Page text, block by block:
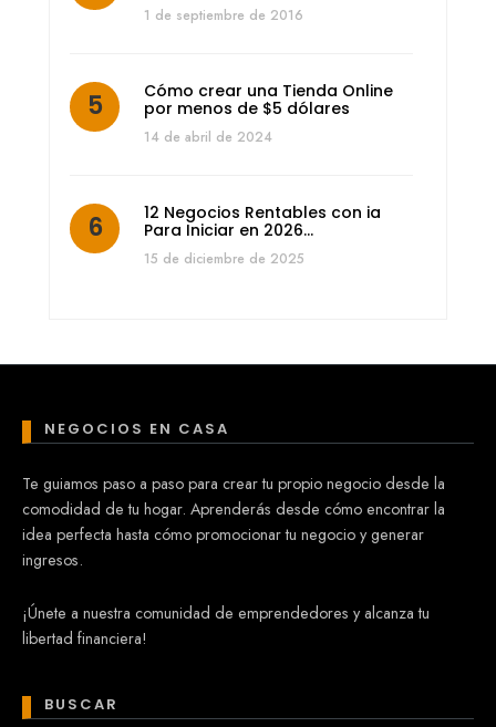
1 de septiembre de 2016
Cómo crear una Tienda Online
por menos de $5 dólares
14 de abril de 2024
12 Negocios Rentables con ia
Para Iniciar en 2026…
15 de diciembre de 2025
NEGOCIOS EN CASA
Te guiamos paso a paso para crear tu propio negocio desde la
comodidad de tu hogar. Aprenderás desde cómo encontrar la
idea perfecta hasta cómo promocionar tu negocio y generar
ingresos.
¡Únete a nuestra comunidad de emprendedores y alcanza tu
libertad financiera!
BUSCAR